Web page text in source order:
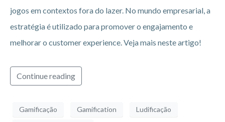
jogos em contextos fora do lazer. No mundo empresarial, a
estratégia é utilizado para promover o engajamento e
melhorar o customer experience. Veja mais neste artigo!
Continue reading
Gamificação Gamification Ludificação